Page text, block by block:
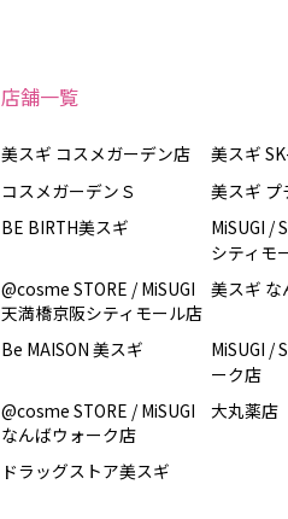
店舗一覧
美スギ コスメガーデン店
美スギ
コスメガーデンＳ
美スギ
BE BIRTH美スギ
MiSUGI /
シティモ
@cosme STORE / MiSUGI
天満橋京阪シティモール店
美スギ な
Be MAISON 美スギ
MiSUGI /
ーク店
@cosme STORE / MiSUGI
なんばウォーク店
大丸薬店
ドラッグストア美スギ